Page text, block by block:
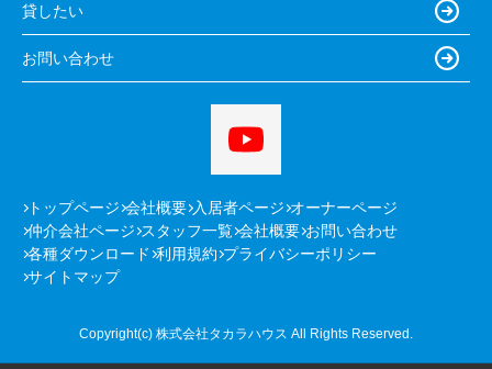
貸したい
お問い合わせ
トップページ 会社概要 入居者ページ オーナーページ
仲介会社ページ スタッフ一覧 会社概要 お問い合わせ
各種ダウンロード 利用規約 プライバシーポリシー
サイトマップ
Copyright(c) 株式会社タカラハウス All Rights Reserved.